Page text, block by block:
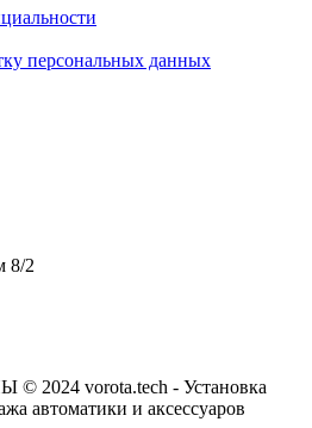
персональных данных
8/2
vorota.tech - Установка
автоматики и аксессуаров